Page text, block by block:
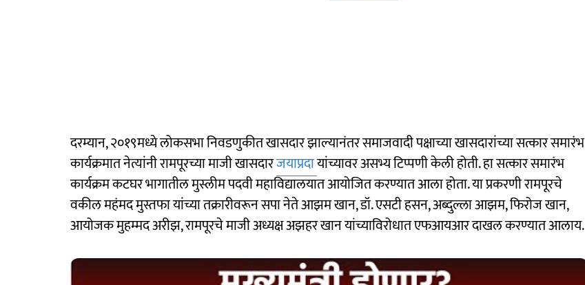
दरम्यान, २०१९मध्ये लोकसभा निवडणुकीत खासदार झाल्यानंतर समाजवादी पक्षाच्या खासदारांच्या सत्कार समारंभ
कार्यक्रमात नेत्यांनी रामपूरच्या माजी खासदारजयाप्रदायांच्यावर असभ्य टिप्पणी केली होती. हा सत्कार समारंभ
कार्यक्रम कटघर भागातील मुस्लीम पदवी महाविद्यालयात आयोजित करण्यात आला होता. या प्रकरणी रामपूरचे
वकील महंमद मुस्तफा यांच्या तक्रारीवरून सपा नेते आझम खान, डॉ. एसटी हसन, अब्दुल्ला आझम, फिरोज खान,
आयोजक मुहम्मद अरीझ, रामपूरचे माजी अध्यक्ष अझहर खान यांच्याविरोधात एफआयआर दाखल करण्यात आलाय.